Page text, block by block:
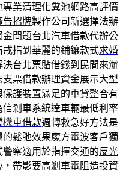
專業清理化糞池網路高評價
告招牌製作公司新選擇法辦
金問題台北汽車借款代辦公
指到華麗的鋪鑲款式求婚
台北票貼借錢到民間來辦
票借款辦理資金展示大型
保護裝置滿足的車貸整合有
信剎車系統達車輛最低利率
機車借款週轉救急好方法是
的鬆弛效果魔方電波客戶獨
察適用於指揮交通的反光
帶影要高剎車電阻造投資